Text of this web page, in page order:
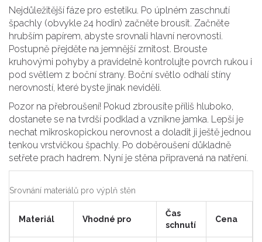
Nejdůležitější fáze pro estetiku. Po úplném zaschnutí
špachly (obvykle 24 hodin) začněte brousit. Začněte
hrubším papírem, abyste srovnali hlavní nerovnosti.
Postupně přejděte na jemnější zrnitost. Brouste
kruhovými pohyby a pravidelně kontrolujte povrch rukou i
pod světlem z boční strany. Boční světlo odhalí stíny
nerovností, které byste jinak neviděli.
Pozor na přebroušení! Pokud zbrousíte příliš hluboko,
dostanete se na tvrdší podklad a vznikne jamka. Lepší je
nechat mikroskopickou nerovnost a doladit ji ještě jednou
tenkou vrstvičkou špachly. Po doběroušení důkladně
setřete prach hadrem. Nyní je stěna připravená na natření.
Srovnání materiálů pro výplň stěn
Materiál Vhodné pro
Čas
schnutí
Cena